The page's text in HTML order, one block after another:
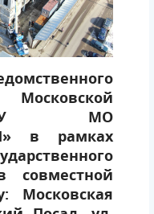
Московской
МО
в рамках
совместной
Московская